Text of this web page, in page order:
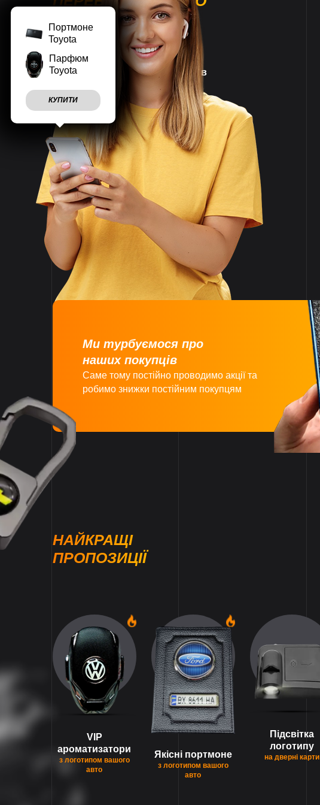
Портмоне
Toyota
Парфюм
Toyota
КУПИТИ
МАГАЗИНУ
Наш магазин працює7 днів
Враховуємопобажання
клієнтів
Швидковідправляємо
замовлення
Великий асортимент
товарів
Ми турбуємося про
наших покупців
Саме тому постійно проводимо акції та
робимо знижки постійним покупцям
НАЙКРАЩІ
ПРОПОЗИЦІЇ
VIP
ароматизатори
з логотипом вашого
авто
Якісні портмоне
з логотипом вашого
авто
Підсвітка
логотипу
на дверні карти